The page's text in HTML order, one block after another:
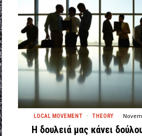
LOCAL MOVEMENT · THEORY
Η δουλειά μας κάνει